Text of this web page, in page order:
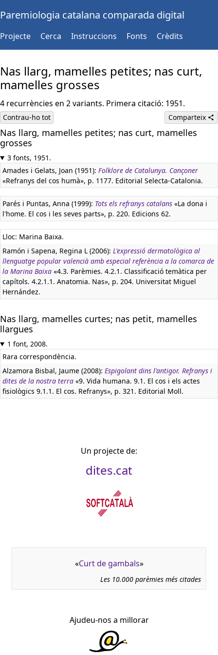
Paremiologia catalana comparada digital
Projecte Cerca Instruccions Fonts Crèdits
Nas llarg, mamelles petites; nas curt,
mamelles grosses
4 recurrències en 2 variants. Primera citació: 1951.
Contrau-ho tot Comparteix
Nas llarg, mamelles petites; nas curt, mamelles
grosses
3 fonts, 1951.
Amades i Gelats, Joan (1951): Folklore de Catalunya. Cançoner
«Refranys del cos humà», p. 1177. Editorial Selecta-Catalonia.
Parés i Puntas, Anna (1999): Tots els refranys catalans «La dona i
l'home. El cos i les seves parts», p. 220. Edicions 62.
Lloc: Marina Baixa.
Ramón i Sapena, Regina L (2006): L'expressió dermatològica al
llenguatge popular valencià amb especial referència a la comarca de
la Marina Baixa «4.3. Parèmies. 4.2.1. Classificació temàtica per
capítols. 4.2.1.1. Anatomia. Nas», p. 204. Universitat Miguel
Hernández.
Nas llarg, mamelles curtes; nas petit, mamelles
llargues
1 font, 2008.
Rara correspondència.
Alzamora Bisbal, Jaume (2008): Espigolant dins l'antigor. Refranys i
dites de la nostra terra «9. Vida humana. 9.1. El cos i els actes
fisiològics 9.1.1. El cos. Refranys», p. 321. Editorial Moll.
Un projecte de:
dites.cat
«Curt de gambals»
Les 10.000 parèmies més citades
Ajudeu-nos a millorar